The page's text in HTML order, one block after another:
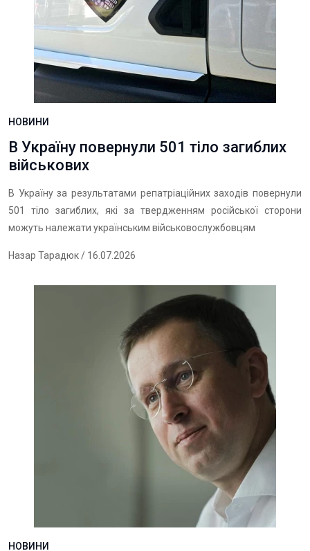
НОВИНИ
В Україну повернули 501 тіло загиблих
військових
В Україну за результатами репатріаційних заходів повернули
501 тіло загиблих, які за твердженням російської сторони
можуть належати українським військовослужбовцям
Назар Тарадюк/ 16.07.2026
НОВИНИ